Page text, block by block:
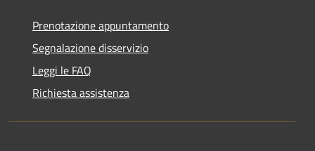
Prenotazione appuntamento
Segnalazione disservizio
Leggi le FAQ
Richiesta assistenza